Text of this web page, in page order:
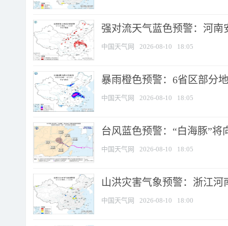
强对流天气蓝色预警：河南
中国天气网 2026-08-10 18:05
暴雨橙色预警：6省区部分
中国天气网 2026-08-10 18:05
台风蓝色预警：“白海豚”
中国天气网 2026-08-10 18:05
山洪灾害气象预警：浙江
中国天气网 2026-08-10 18:00